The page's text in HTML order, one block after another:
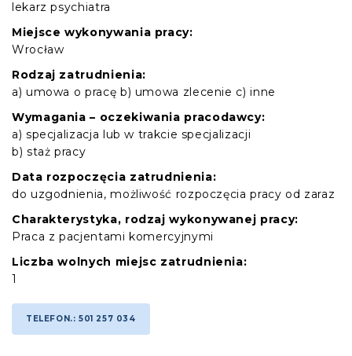
lekarz psychiatra
Miejsce wykonywania pracy:
Wrocław
Rodzaj zatrudnienia:
a) umowa o pracę b) umowa zlecenie c) inne
Wymagania – oczekiwania pracodawcy:
a) specjalizacja lub w trakcie specjalizacji
b) staż pracy
Data rozpoczęcia zatrudnienia:
do uzgodnienia, możliwość rozpoczęcia pracy od zaraz
Charakterystyka, rodzaj wykonywanej pracy:
Praca z pacjentami komercyjnymi
Liczba wolnych miejsc zatrudnienia:
1
TELEFON.: 501 257 034